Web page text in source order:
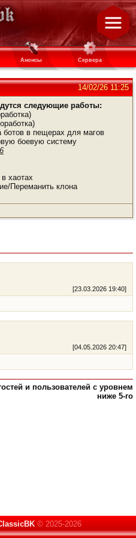
Анонсы Сервера
14/02/26 11:25
следующие работы:
ботов в пещерах для магов
боевую систему
хаотах
Переманить клона
[23.03.2026 19:40]
[04.05.2026 20:47]
и пользователей с уровнем
ниже 5-го
© 2025-2026